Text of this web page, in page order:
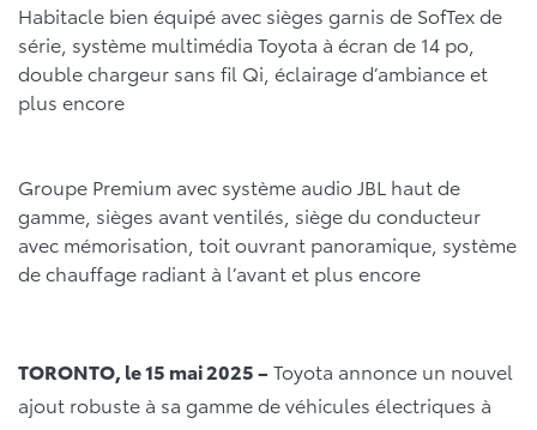
Habitacle bien équipé avec sièges garnis de SofTex de
série, système multimédia Toyota à écran de 14 po,
double chargeur sans fil Qi, éclairage d’ambiance et
plus encore
Groupe Premium avec système audio JBL haut de
gamme, sièges avant ventilés, siège du conducteur
avec mémorisation, toit ouvrant panoramique, système
de chauffage radiant à l’avant et plus encore
TORONTO, le 15 mai 2025 – Toyota annonce un nouvel
ajout robuste à sa gamme de véhicules électriques à